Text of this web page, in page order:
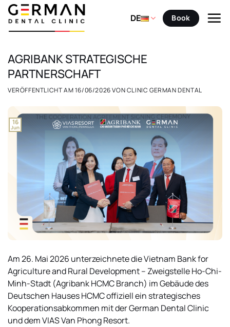
Zum
Inhalt
springen
DE Book
AGRIBANK STRATEGISCHE
PARTNERSCHAFT
VERÖFFENTLICHT AM16/06/2026 VONCLINIC GERMAN DENTAL
16
Jun
Am 26. Mai 2026 unterzeichnete die Vietnam Bank for
Agriculture and Rural Development – Zweigstelle Ho-Chi-
Minh-Stadt (Agribank HCMC Branch) im Gebäude des
Deutschen Hauses HCMC offiziell ein strategisches
Kooperationsabkommen mit der German Dental Clinic
und dem VIAS Van Phong Resort.